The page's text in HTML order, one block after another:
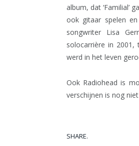
album, dat ‘Familial’
ook gitaar spelen
songwriter Lisa
solocarrière in 2001,
werd in het leven
Ook Radiohead is
verschijnen is nog
SHARE.